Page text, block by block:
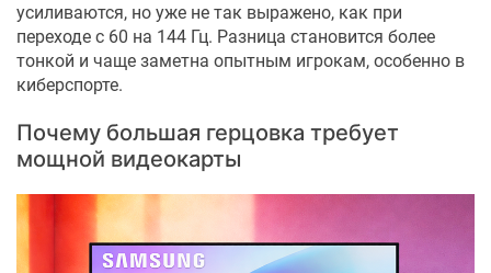
усиливаются, но уже не так выражено, как при
переходе с 60 на 144 Гц. Разница становится более
тонкой и чаще заметна опытным игрокам, особенно в
киберспорте.
Почему большая герцовка требует
мощной видеокарты